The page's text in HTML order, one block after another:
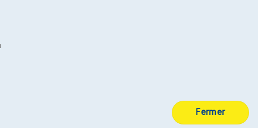
un modèle à considérer. Avec son design
niveau supérieur. Que vous recherchiez une
vos attentes. Curieux de découvrir d'autres
RPM Bruxelles. Adverteerder: TCS
Brussel.
Fermer